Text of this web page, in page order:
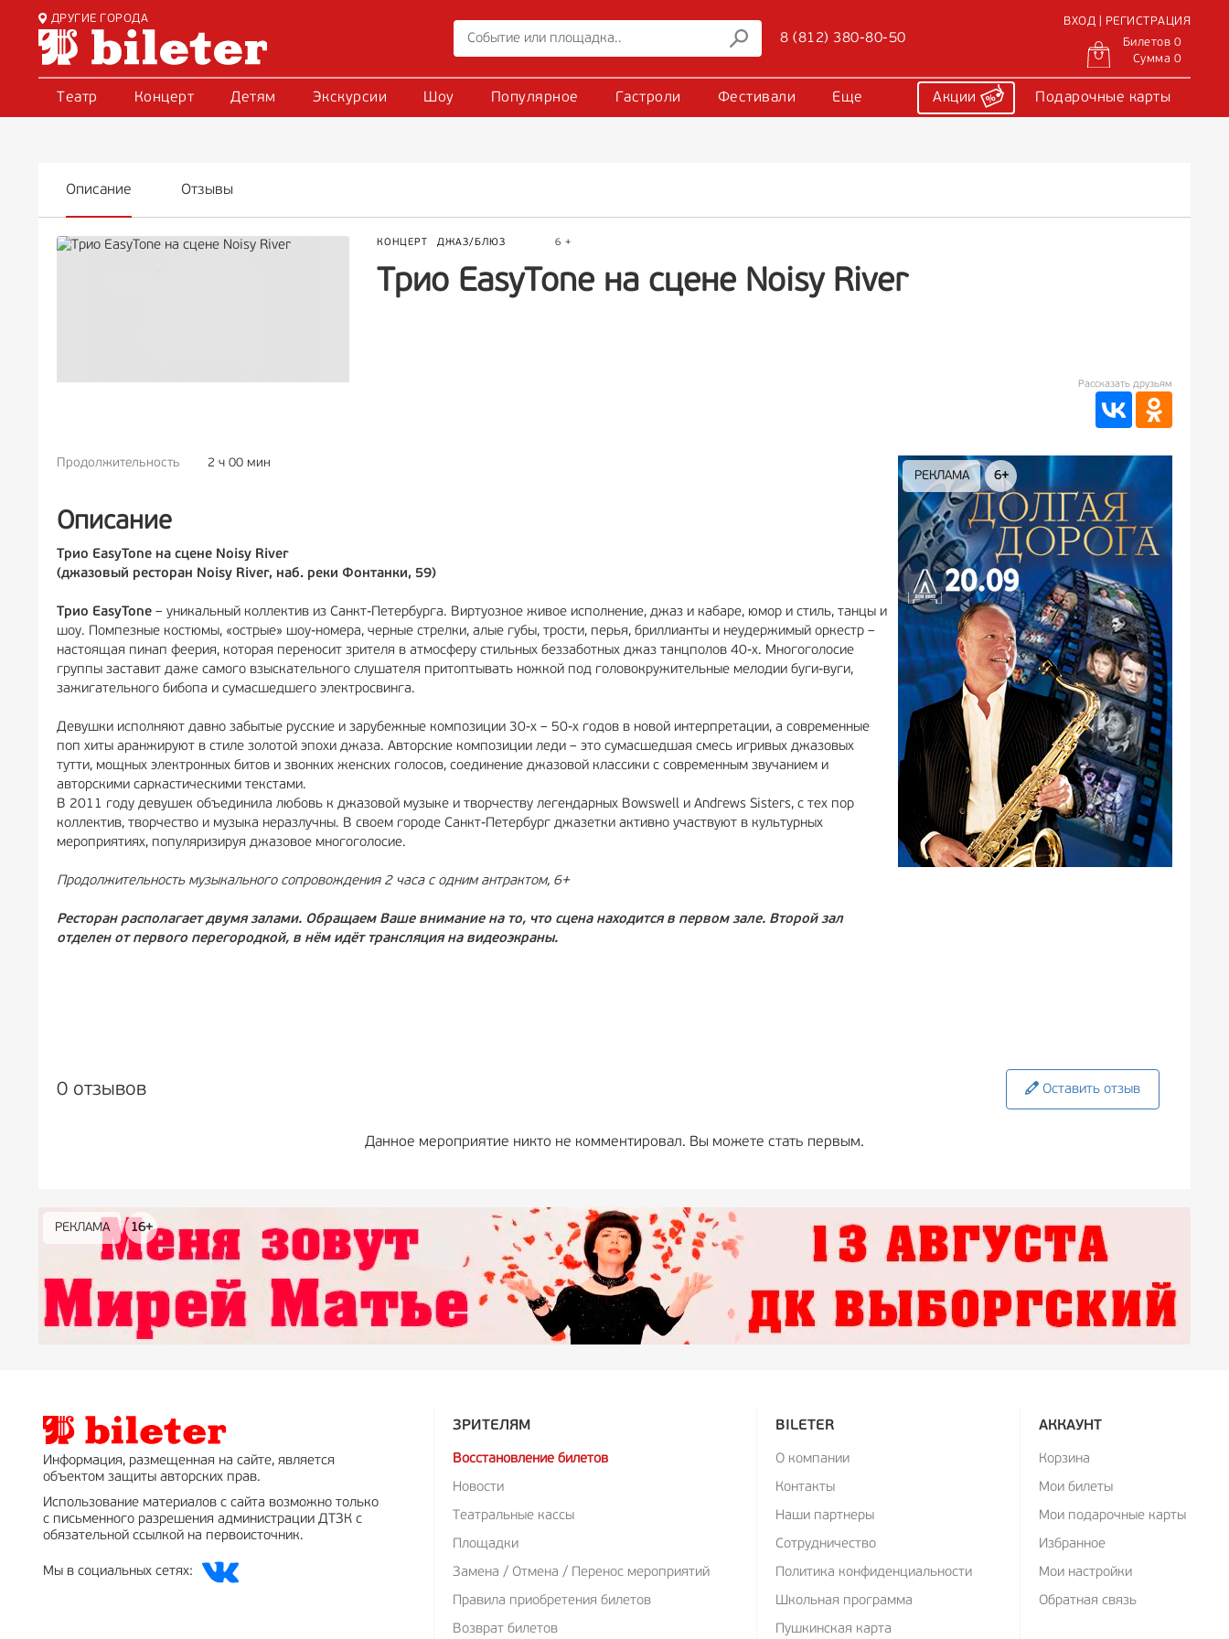
ДРУГИЕ ГОРОДА
8 (812) 380-80-50
ВХОД | РЕГИСТРАЦИЯ
Билетов 0
Сумма 0
Театр Концерт Детям Экскурсии Шоу Популярное Гастроли Фестивали Еще Акции Подарочные карты
Описание Отзывы
КОНЦЕРТ ДЖАЗ/БЛЮЗ 6 +
Трио EasyTone на сцене Noisy River
Рассказать друзьям
Продолжительность 2 ч 00 мин
Описание
Трио EasyTone на сцене Noisy River
(джазовый ресторан Noisy River, наб. реки Фонтанки, 59)
Трио EasyTone – уникальный коллектив из Санкт-Петербурга. Виртуозное живое исполнение, джаз и кабаре, юмор и стиль, танцы и
шоу. Помпезные костюмы, «острые» шоу-номера, черные стрелки, алые губы, трости, перья, бриллианты и неудержимый оркестр –
настоящая пинап феерия, которая переносит зрителя в атмосферу стильных беззаботных джаз танцполов 40-х. Многоголосие
группы заставит даже самого взыскательного слушателя притоптывать ножкой под головокружительные мелодии буги-вуги,
зажигательного бибопа и сумасшедшего электросвинга.
Девушки исполняют давно забытые русские и зарубежные композиции 30-х – 50-х годов в новой интерпретации, а современные
поп хиты аранжируют в стиле золотой эпохи джаза. Авторские композиции леди – это сумасшедшая смесь игривых джазовых
тутти, мощных электронных битов и звонких женских голосов, соединение джазовой классики с современным звучанием и
авторскими саркастическими текстами.
В 2011 году девушек объединила любовь к джазовой музыке и творчеству легендарных Bowswell и Andrews Sisters, с тех пор
коллектив, творчество и музыка неразлучны. В своем городе Санкт-Петербург джазетки активно участвуют в культурных
мероприятиях, популяризируя джазовое многоголосие.
Продолжительность музыкального сопровождения 2 часа с одним антрактом, 6+
Ресторан располагает двумя залами. Обращаем Ваше внимание на то, что сцена находится в первом зале. Второй зал
отделен от первого перегородкой, в нём идёт трансляция на видеоэкраны.
6+ РЕКЛАМА
0 отзывов Оставить отзыв
Данное мероприятие никто не комментировал. Вы можете стать первым.
РЕКЛАМА 16+
РЕКЛАМА 16+
РЕКЛАМА 12+
РЕКЛАМА
РЕКЛАМА 0+
РЕКЛАМА 18+
Информация, размещенная на сайте, является
объектом защиты авторских прав.
Использование материалов с сайта возможно только
с письменного разрешения администрации ДТЗК с
обязательной ссылкой на первоисточник.
Мы в социальных сетях:
ЗРИТЕЛЯМ
Восстановление билетов
Новости
Театральные кассы
Площадки
Замена / Отмена / Перенос мероприятий
Правила приобретения билетов
Возврат билетов
BILETER
О компании
Контакты
Наши партнеры
Сотрудничество
Политика конфиденциальности
Школьная программа
Пушкинская карта
АККАУНТ
Корзина
Мои билеты
Мои подарочные карты
Избранное
Мои настройки
Обратная связь